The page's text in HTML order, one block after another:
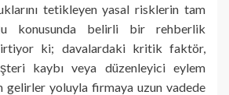
tetikleyen yasal risklerin tam
konusunda belirli bir rehberlik
ki; davalardaki kritik faktör,
kaybı veya düzenleyici eylem
gelirler yoluyla firmaya uzun vadede